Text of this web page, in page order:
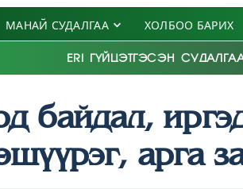
МАНАЙ СУДАЛГАА ХОЛБОО БАРИХ
ERI ГҮЙЦЭТГЭСЭН
байдал,
арга